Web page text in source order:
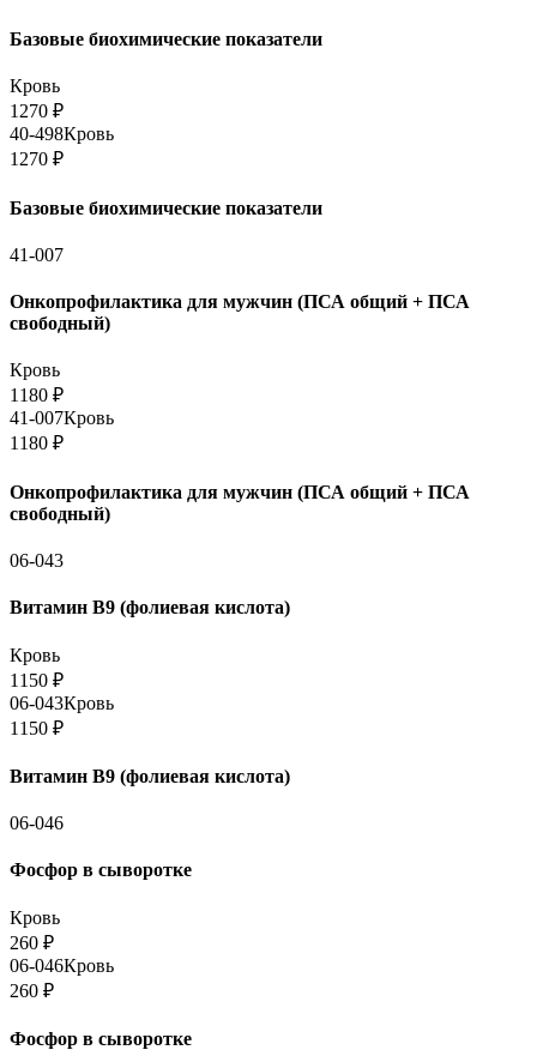
Базовые биохимические показатели
Кровь
1270 ₽
40-498Кровь
1270 ₽
Базовые биохимические показатели
41-007
Онкопрофилактика для мужчин (ПСА общий + ПСА
свободный)
Кровь
1180 ₽
41-007Кровь
1180 ₽
Онкопрофилактика для мужчин (ПСА общий + ПСА
свободный)
06-043
Витамин B9 (фолиевая кислота)
Кровь
1150 ₽
06-043Кровь
1150 ₽
Витамин B9 (фолиевая кислота)
06-046
Фосфор в сыворотке
Кровь
260 ₽
06-046Кровь
260 ₽
Фосфор в сыворотке